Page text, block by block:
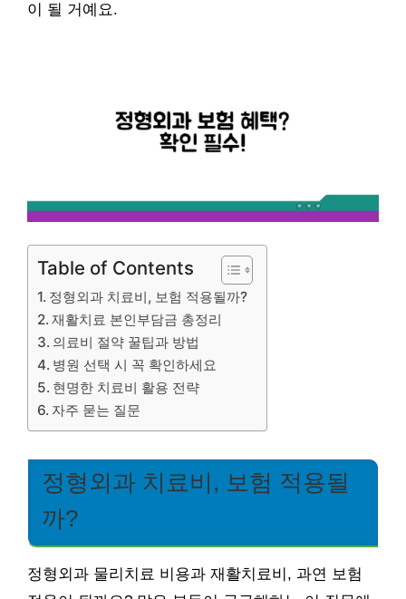
이 될 거예요.
Table of Contents
정형외과 치료비, 보험 적용될까?
재활치료 본인부담금 총정리
의료비 절약 꿀팁과 방법
병원 선택 시 꼭 확인하세요
현명한 치료비 활용 전략
자주 묻는 질문
정형외과 치료비, 보험 적용될
까?
정형외과 물리치료 비용과 재활치료비, 과연 보험